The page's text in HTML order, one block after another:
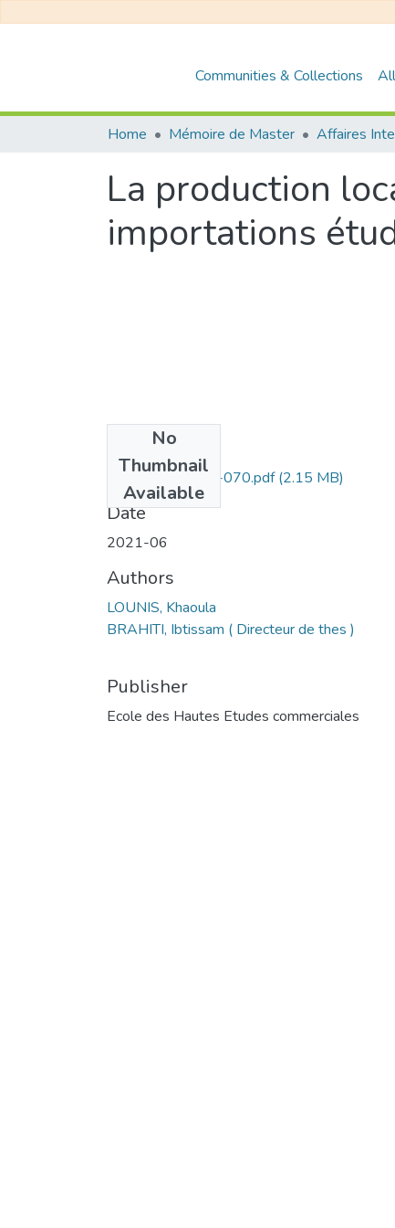
Communities & Collections
Home Mémoire de Master Affaires
La production
importations
No
Thumbnail
Available
LOUNIS Khaoula -070.pdf(2.15 MB)
Date
2021-06
Authors
LOUNIS, Khaoula
BRAHITI, Ibtissam ( Directeur de thes )
Publisher
Ecole des Hautes Etudes commerciales